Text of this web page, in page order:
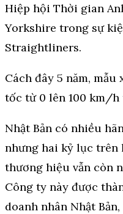
Hiệp hội Thời gian
Yorkshire trong sự
Straightliners.
Cách đây 5 năm,
tốc từ 0 lên 100 km/h
Nhật Bản có nhiều
nhưng hai kỷ lục trên
thương hiệu vẫn còn
Công ty này được
doanh nhân Nhật